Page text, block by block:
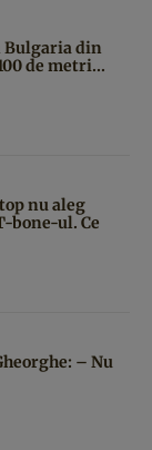
Bulgaria din
de metri...
nu aleg
bone-ul. Ce
– Nu